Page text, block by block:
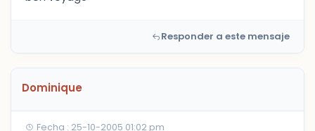
Responder a este mensaje
Dominique
Fecha : 25-10-2005 01:02 pm